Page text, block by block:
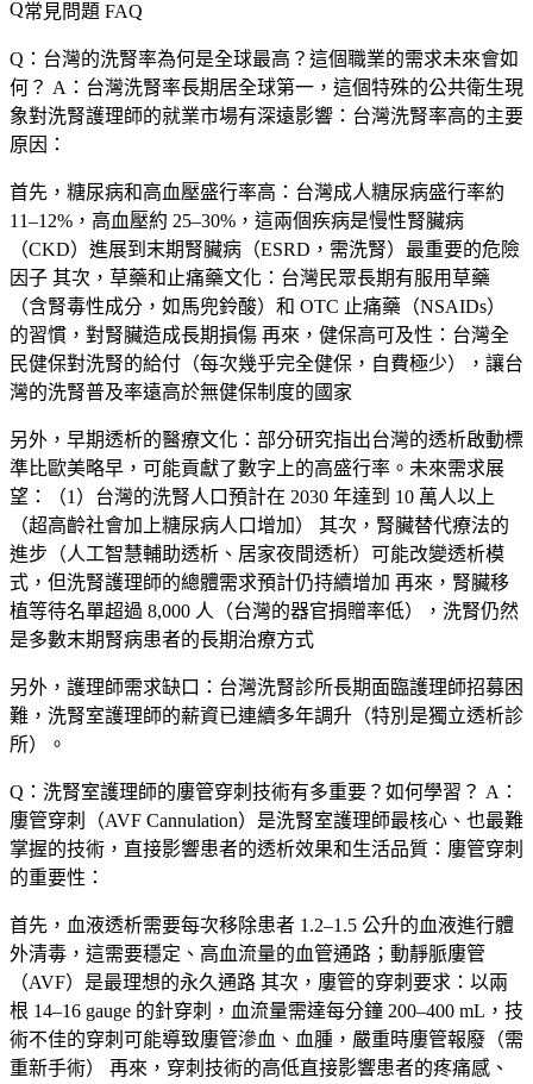
常見問題 FAQ
Q：台灣的洗腎率為何是全球最高？這個職業的需求未來會如
何？ A：台灣洗腎率長期居全球第一，這個特殊的公共衛生現
象對洗腎護理師的就業市場有深遠影響：台灣洗腎率高的主要
原因：
首先， 糖尿病和高血壓盛行率高 ：台灣成人糖尿病盛行率約
11–12%，高血壓約 25–30%，這兩個疾病是慢性腎臟病
（CKD）進展到末期腎臟病（ESRD，需洗腎）最重要的危險
因子 其次， 草藥和止痛藥文化 ：台灣民眾長期有服用草藥
（含腎毒性成分，如馬兜鈴酸）和 OTC 止痛藥（NSAIDs）
的習慣，對腎臟造成長期損傷 再來， 健保高可及性 ：台灣全
民健保對洗腎的給付（每次幾乎完全健保，自費極少），讓台
灣的洗腎普及率遠高於無健保制度的國家
另外， 早期透析的醫療文化 ：部分研究指出台灣的透析啟動標
準比歐美略早，可能貢獻了數字上的高盛行率。未來需求展
望：（1）台灣的洗腎人口預計在 2030 年達到 10 萬人以上
（超高齡社會加上糖尿病人口增加） 其次，腎臟替代療法的
進步（人工智慧輔助透析、居家夜間透析）可能改變透析模
式，但洗腎護理師的總體需求預計仍持續增加 再來，腎臟移
植等待名單超過 8,000 人（台灣的器官捐贈率低），洗腎仍然
是多數末期腎病患者的長期治療方式
另外，護理師需求缺口：台灣洗腎診所長期面臨護理師招募困
難，洗腎室護理師的薪資已連續多年調升（特別是獨立透析診
所）。
Q：洗腎室護理師的廔管穿刺技術有多重要？如何學習？ A：
廔管穿刺（AVF Cannulation）是洗腎室護理師最核心、也最難
掌握的技術，直接影響患者的透析效果和生活品質：廔管穿刺
的重要性：
首先，血液透析需要每次移除患者 1.2–1.5 公升的血液進行體
外清毒，這需要穩定、高血流量的血管通路；動靜脈廔管
（AVF）是最理想的永久通路 其次，廔管的穿刺要求：以兩
根 14–16 gauge 的針穿刺，血流量需達每分鐘 200–400 mL，技
術不佳的穿刺可能導致廔管滲血、血腫，嚴重時廔管報廢（需
重新手術） 再來，穿刺技術的高低直接影響患者的疼痛感、